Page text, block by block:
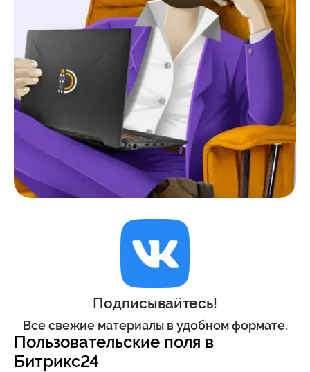
Подписывайтесь!
Все свежие материалы в удобном формате.
Пользовательские поля в
Битрикс24